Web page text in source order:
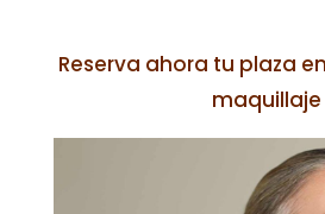
Reserva ahora tu plaza
maquillaje